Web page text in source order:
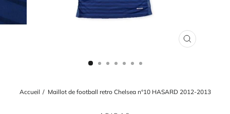
FERMER
Accueil / Maillot de football retro Chelsea n°10 HASARD 2012-2013